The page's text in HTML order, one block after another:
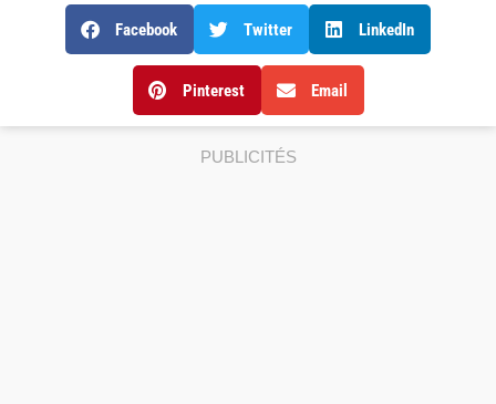
Facebook Twitter LinkedIn
Pinterest Email
PUBLICITÉS